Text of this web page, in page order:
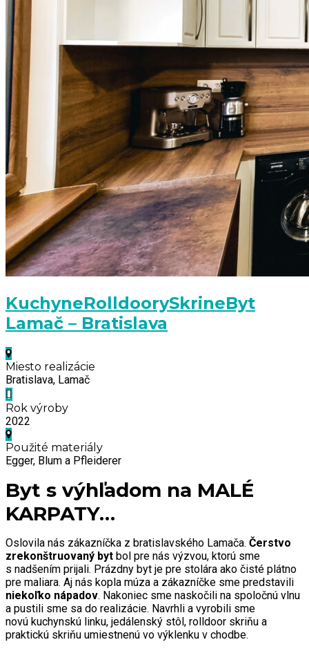
KuchyneRolldoorySkrineByt
Lamač – Bratislava
Miesto realizácie
Bratislava, Lamač
Rok výroby
2022
Použité materiály
Egger, Blum a Pfleiderer
Byt s výhľadom na MALÉ
KARPATY…
Oslovila nás zákazníčka z bratislavského Lamača. Čerstvo
zrekonštruovaný byt bol pre nás výzvou, ktorú sme
s nadšením prijali. Prázdny byt je pre stolára ako čisté plátno
pre maliara. Aj nás kopla múza a zákazníčke sme predstavili
niekoľko nápadov. Nakoniec sme naskočili na spoločnú vlnu
a pustili sme sa do realizácie. Navrhli a vyrobili sme
novú kuchynskú linku, jedálenský stôl, rolldoor skriňu a
praktickú skriňu umiestnenú vo výklenku v chodbe.